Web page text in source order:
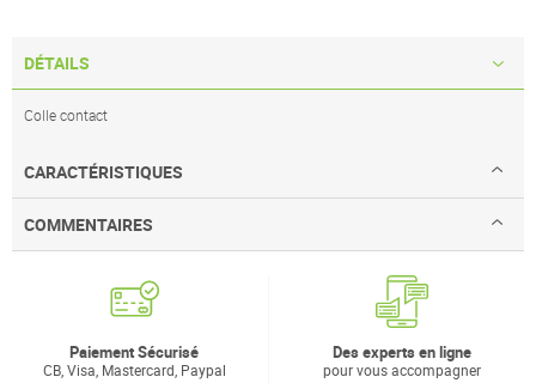
DÉTAILS
Colle contact
CARACTÉRISTIQUES
COMMENTAIRES
Paiement Sécurisé
CB, Visa, Mastercard, Paypal
Des experts en ligne
pour vous accompagner